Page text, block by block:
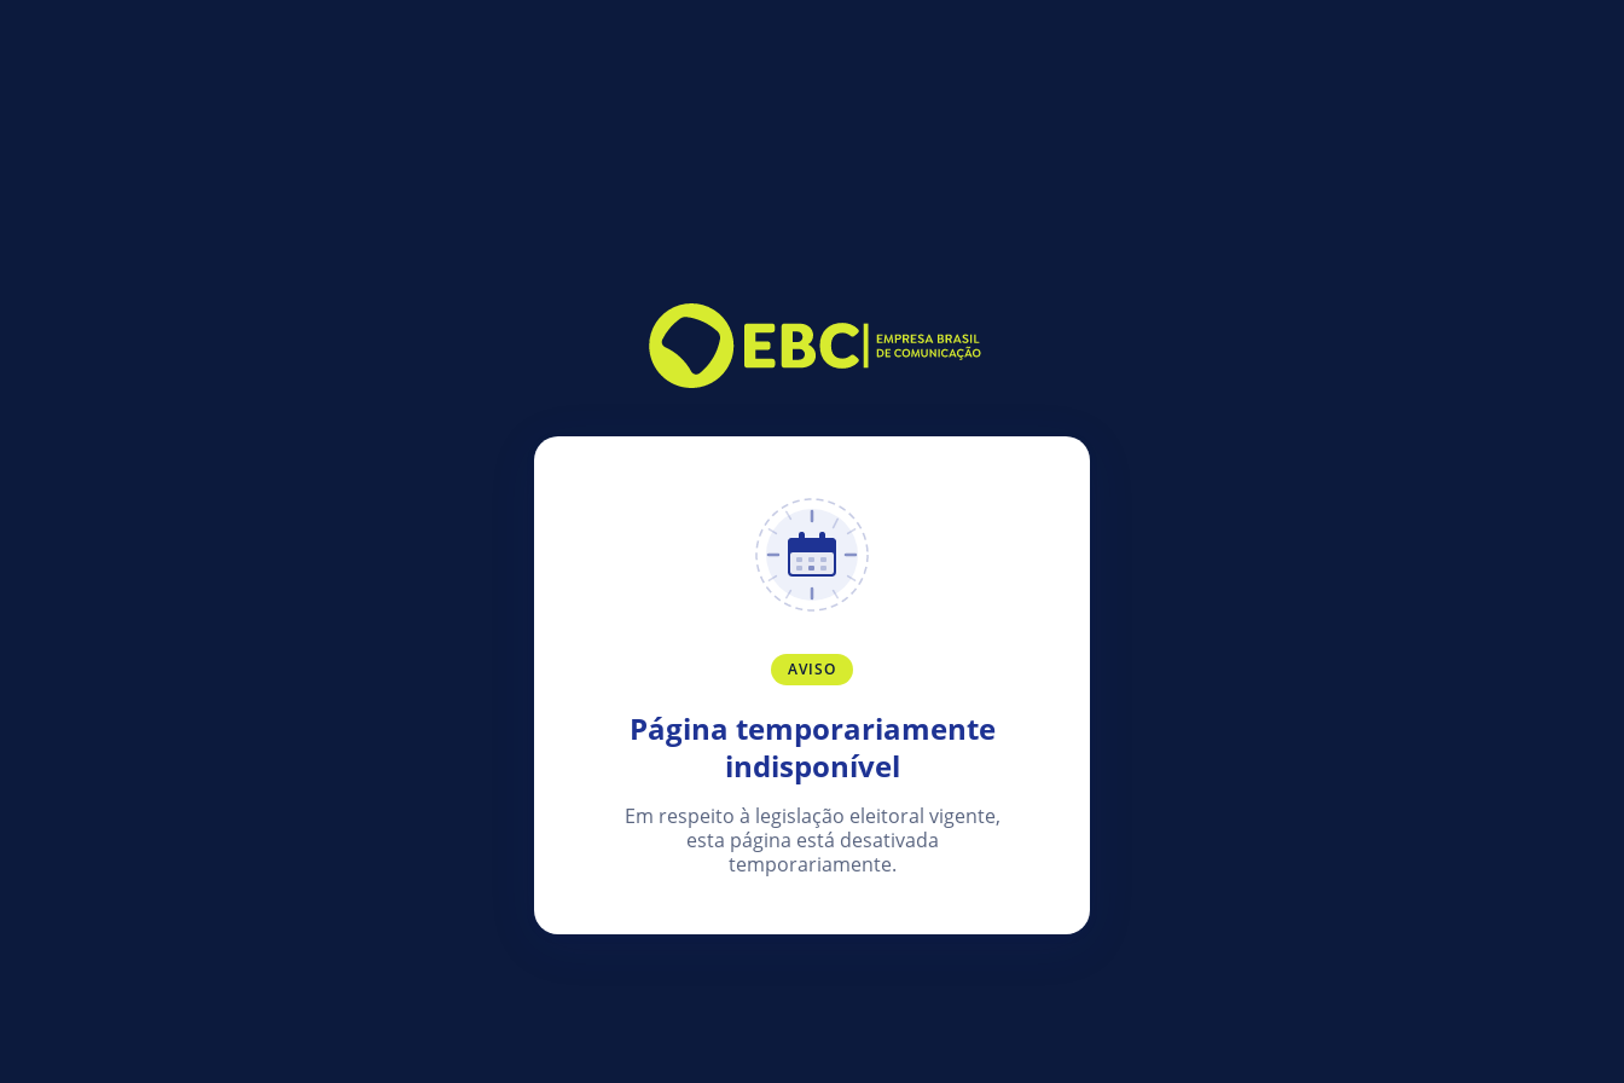
AVISO
Página temporariamente
indisponível
Em respeito à legislação eleitoral vigente,
esta página está desativada
temporariamente.